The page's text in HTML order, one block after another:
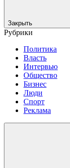
Закрыть
Рубрики
Политика
Власть
Интервью
Общество
Бизнес
Люди
Спорт
Реклама